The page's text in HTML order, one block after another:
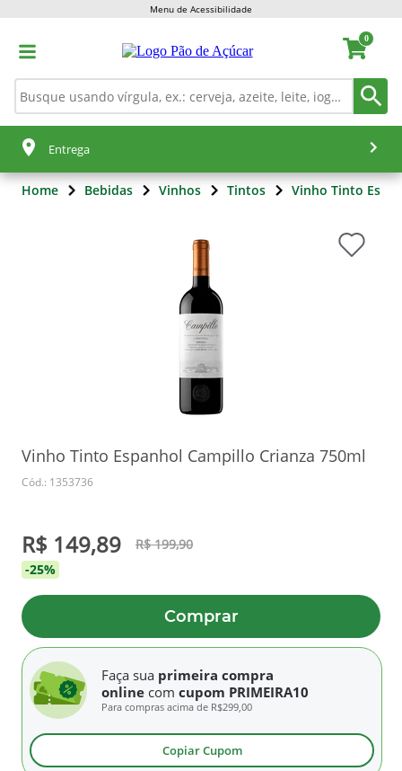
Menu de Acessibilidade
0
Entrega
Home Bebidas Vinhos Tintos Vinho Tinto
Vinho Tinto Espanhol Campillo Crianza 750ml
Cód.: 1353736
R$ 149,89
R$ 199,90
-25%
Comprar
Faça sua primeira compra
online com cupom PRIMEIRA10
Para compras acima de R$299,00
Copiar Cupom